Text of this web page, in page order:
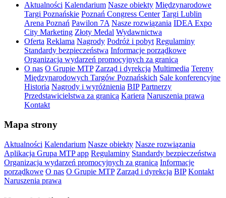
Aktualności Kalendarium Nasze obiekty Międzynarodowe
Targi Poznańskie Poznań Congress Center Targi Lublin
Arena Poznań Pawilon 7A Nasze rozwiązania IDEA Expo
City Marketing Złoty Medal Wydawnictwa
Oferta Reklama Nagrody Podróż i pobyt Regulaminy
Standardy bezpieczeństwa Informacje porządkowe
Organizacja wydarzeń promocyjnych za granicą
O nas O Grupie MTP Zarząd i dyrekcja Multimedia Tereny
Międzynarodowych Targów Poznańskich Sale konferencyjne
Historia Nagrody i wyróżnienia BIP Partnerzy
Przedstawicielstwa za granicą Kariera Naruszenia prawa
Kontakt
Mapa strony
Aktualności Kalendarium Nasze obiekty Nasze rozwiązania
Aplikacja Grupa MTP app Regulaminy Standardy bezpieczeństwa
Organizacja wydarzeń promocyjnych za granicą Informacje
porządkowe O nas O Grupie MTP Zarząd i dyrekcja BIP Kontakt
Naruszenia prawa